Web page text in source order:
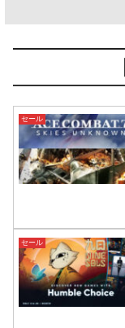
セール
セール